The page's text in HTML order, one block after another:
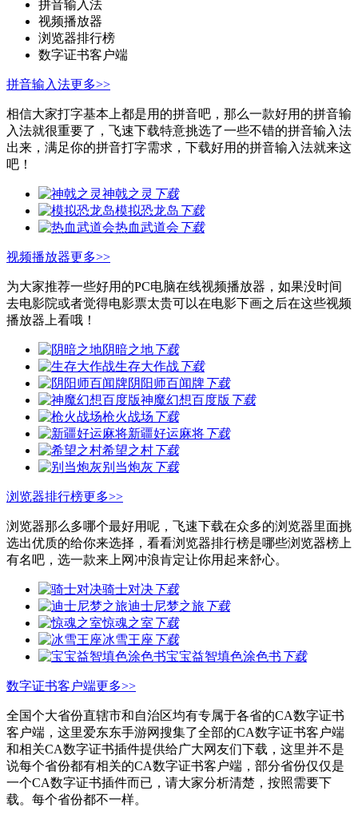
拼音输入法
视频播放器
浏览器排行榜
数字证书客户端
拼音输入法更多>>
相信大家打字基本上都是用的拼音吧，那么一款好用的拼音输
入法就很重要了，飞速下载特意挑选了一些不错的拼音输入法
出来，满足你的拼音打字需求，下载好用的拼音输入法就来这
吧！
神戟之灵 下载
模拟恐龙岛 下载
热血武道会 下载
视频播放器更多>>
为大家推荐一些好用的PC电脑在线视频播放器，如果没时间
去电影院或者觉得电影票太贵可以在电影下画之后在这些视频
播放器上看哦！
阴暗之地下载
生存大作战下载
阴阳师百闻牌下载
神魔幻想百度版 下载
枪火战场 下载
新疆好运麻将下载
希望之村下载
别当炮灰 下载
浏览器排行榜更多>>
浏览器那么多哪个最好用呢，飞速下载在众多的浏览器里面挑
选出优质的给你来选择，看看浏览器排行榜是哪些浏览器榜上
有名吧，选一款来上网冲浪肯定让你用起来舒心。
骑士对决下载
迪士尼梦之旅 下载
惊魂之室 下载
冰雪王座 下载
宝宝益智填色涂色书 下载
数字证书客户端更多>>
全国个大省份直辖市和自治区均有专属于各省的CA数字证书
客户端，这里爱东东手游网搜集了全部的CA数字证书客户端
和相关CA数字证书插件提供给广大网友们下载，这里并不是
说每个省份都有相关的CA数字证书客户端，部分省份仅仅是
一个CA数字证书插件而已，请大家分析清楚，按照需要下
载。每个省份都不一样。